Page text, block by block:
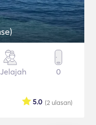
0
(2 ulasan)
5.0